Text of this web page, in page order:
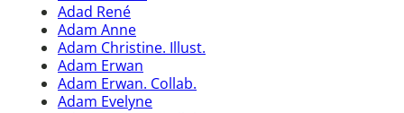
Adad René
Adam Anne
Adam Christine. Illust.
Adam Erwan
Adam Erwan. Collab.
Adam Evelyne